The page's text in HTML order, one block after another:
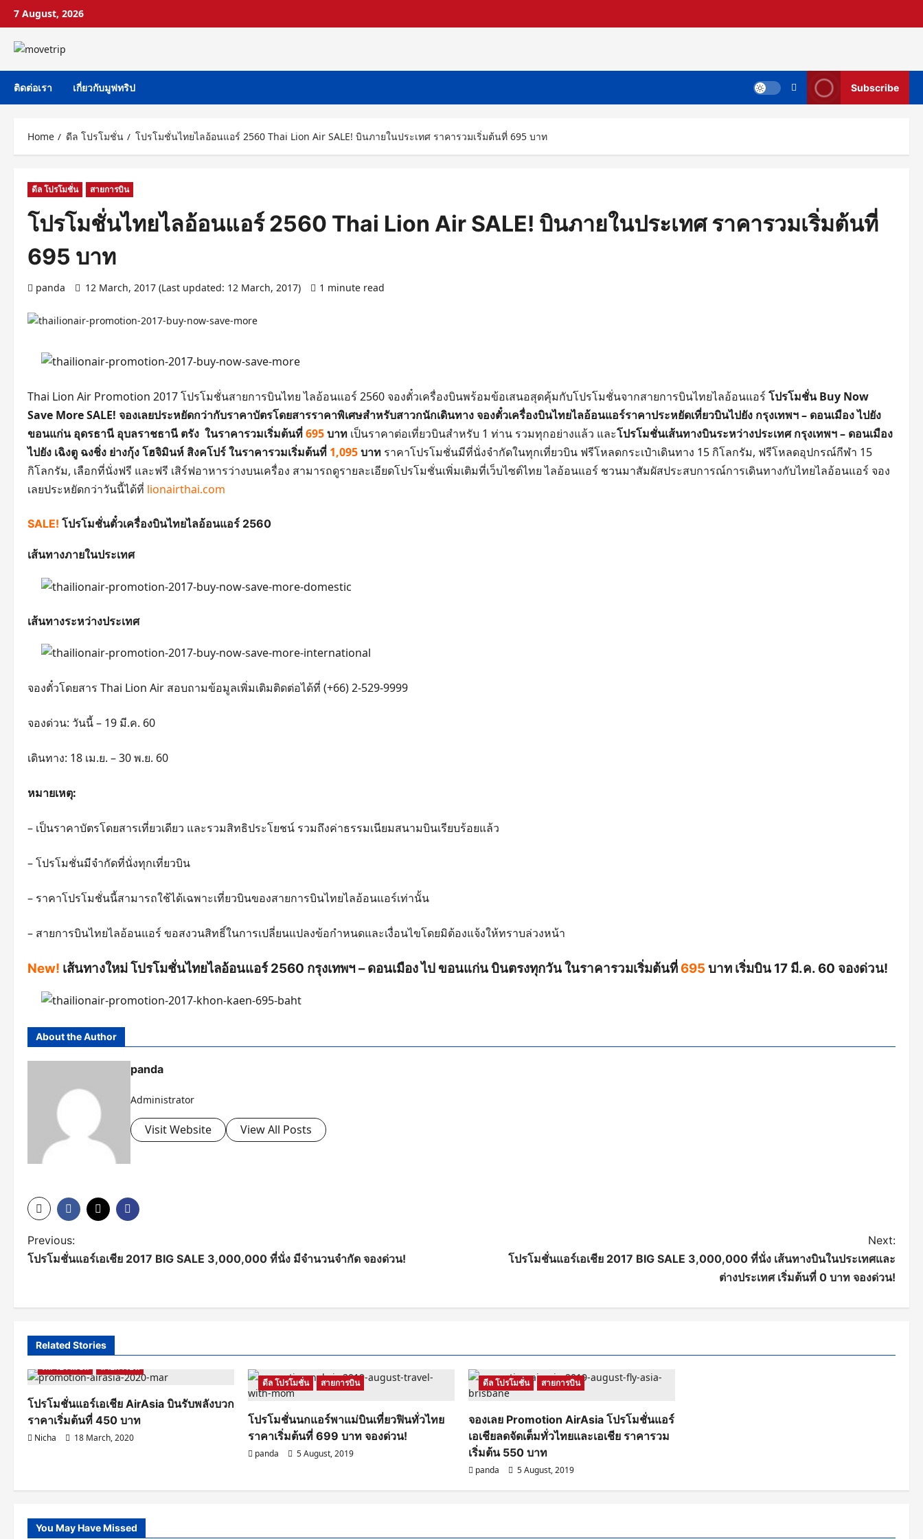
Skip
content
7 August, 2026
ติดต่อเรา เกี่ยวกับมูฟทริป Subscribe
Home ดีล โปรโมชั่น โปรโมชั่นไทยไลอ้อนแอร์ 2560 Thai Lion Air SALE! บินภายในประเทศ ราคารวมเริ่มต้นที่ 695 บาท
ดีล โปรโมชั่น สายการบิน
โปรโมชั่นไทยไลอ้อนแอร์ 2560 Thai Lion Air SALE! บินภายในประเทศ ราคารวมเริ่มต้นที่
695 บาท
panda 12 March, 2017 (Last updated: 12 March, 2017) 1 minute read
Thai Lion Air Promotion 2017 โปรโมชั่นสายการบินไทย ไลอ้อนแอร์ 2560 จองตั๋วเครื่องบินพร้อมข้อเสนอสุดคุ้มกับโปรโมชั่นจากสายการบินไทยไลอ้อนแอร์ โปรโมชั่น Buy Now
Save More SALE! จองเลยประหยัดกว่ากับราคาบัตรโดยสารราคาพิเศษสำหรับสาวกนักเดินทาง จองตั๋วเครื่องบินไทยไลอ้อนแอร์ราคาประหยัดเที่ยวบินไปยัง กรุงเทพฯ – ดอนเมือง ไปยัง
ขอนแก่น อุดรธานี อุบลราชธานี ตรัง ในราคารวมเริ่มต้นที่695บาท เป็นราคาต่อเที่ยวบินสำหรับ 1 ท่าน รวมทุกอย่างแล้ว และโปรโมชั่นเส้นทางบินระหว่างประเทศ กรุงเทพฯ – ดอนเมือง
ไปยัง เฉิงตู ฉงชิ่ง ย่างกุ้ง โฮจิมินห์ สิงคโปร์ ในราคารวมเริ่มต้นที่ 1,095บาท ราคาโปรโมชั่นมีที่นั่งจำกัดในทุกเที่ยวบิน ฟรีโหลดกระเป๋าเดินทาง 15 กิโลกรัม, ฟรีโหลดอุปกรณ์กีฬา 15
กิโลกรัม, เลือกที่นั่งฟรี และฟรี เสิร์ฟอาหารว่างบนเครื่อง สามารถดูรายละเอียดโปรโมชั่นเพิ่มเติมที่เว็บไซต์ไทย ไลอ้อนแอร์ ชวนมาสัมผัสประสบการณ์การเดินทางกับไทยไลอ้อนแอร์ จอง
เลยประหยัดกว่าวันนี้ได้ที่ lionairthai.com
SALE! โปรโมชั่นตั๋วเครื่องบินไทยไลอ้อนแอร์ 2560
เส้นทางภายในประเทศ
เส้นทางระหว่างประเทศ
จองตั๋วโดยสาร Thai Lion Air สอบถามข้อมูลเพิ่มเติมติดต่อได้ที่ (+66) 2-529-9999
จองด่วน: วันนี้ – 19 มี.ค. 60
เดินทาง: 18 เม.ย. – 30 พ.ย. 60
หมายเหตุ:
– เป็นราคาบัตรโดยสารเที่ยวเดียว และรวมสิทธิประโยชน์ รวมถึงค่าธรรมเนียมสนามบินเรียบร้อยแล้ว
– โปรโมชั่นมีจำกัดที่นั่งทุกเที่ยวบิน
– ราคาโปรโมชั่นนี้สามารถใช้ได้เฉพาะเที่ยวบินของสายการบินไทยไลอ้อนแอร์เท่านั้น
– สายการบินไทยไลอ้อนแอร์ ขอสงวนสิทธิ์ในการเปลี่ยนแปลงข้อกำหนดและเงื่อนไขโดยมิต้องแจ้งให้ทราบล่วงหน้า
New! เส้นทางใหม่ โปรโมชั่นไทยไลอ้อนแอร์ 2560 กรุงเทพฯ – ดอนเมือง ไป ขอนแก่น บินตรงทุกวัน ในราคารวมเริ่มต้นที่695 บาท เริ่มบิน 17 มี.ค. 60 จองด่วน!
About the Author
panda
Administrator
Visit Website View All Posts
P
o
n
a
i
g
t
i
Previous:
โปรโมชั่นแอร์เอเชีย 2017 BIG SALE 3,000,000 ที่นั่ง มีจำนวนจำกัด จองด่วน!
Next:
โปรโมชั่นแอร์เอเชีย 2017 BIG SALE 3,000,000 ที่นั่ง เส้นทางบินในประเทศและ
ต่างประเทศ เริ่มต้นที่ 0 บาท จองด่วน!
Related Stories
ดีล โปรโมชั่น
สายการบิน
โปรโมชั่นแอร์เอเชีย AirAsia บินรับพลังบวก
ราคาเริ่มต้นที่ 450 บาท
Nicha 18 March, 2020
ดีล โปรโมชั่น สายการบิน
โปรโมชั่นนกแอร์พาแม่บินเที่ยวฟินทั่วไทย
ราคาเริ่มต้นที่ 699 บาท จองด่วน!
panda 5 August, 2019
ดีล โปรโมชั่น สายการบิน
จองเลย Promotion AirAsia โปรโมชั่นแอร์
เอเชียลดจัดเต็มทั่วไทยและเอเชีย ราคารวม
เริ่มต้น 550 บาท
panda 5 August, 2019
You May Have Missed
Samut Songkhram รีวิวโรงแรม ที่พัก